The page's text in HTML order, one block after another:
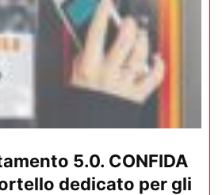
5.0. CONFIDA
dedicato per gli